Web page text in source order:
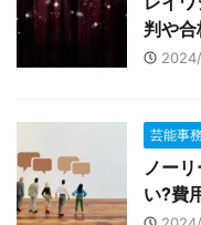
判や
芸能事
ノー
い?費